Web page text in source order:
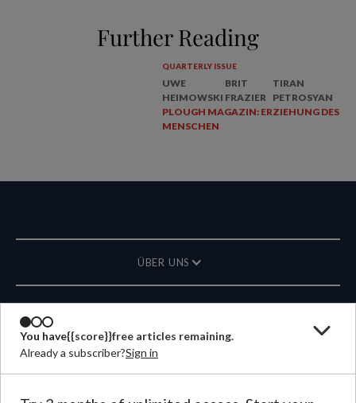
You have{{score}}free articles remaining.
Already a subscriber?Sign in
Further Reading
QUARTERLY ISSUE
UWE
HEIMOWSKI
BRIT
FRAZIER
TIRAN
PETROSYAN
PLOUGH MAGAZIN: ERZIEHUNG DES
MENSCHEN
ÜBER UNS
KONTAKT